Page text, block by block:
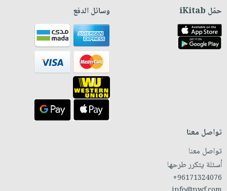
حمّل iKitab وسائل الدفع
تواصل معنا
تواصل معنا
أسئلة يتكرر طرحها
+96171324076